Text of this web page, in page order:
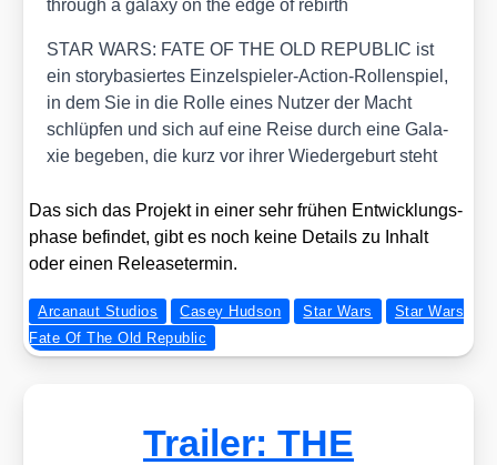
through a gala­xy on the edge of rebirth
STAR WARS: FATE OF THE OLD REPUBLIC ist
ein sto­ry­ba­sier­tes Ein­zel­spie­ler-Action-Rol­len­spiel,
in dem Sie in die Rol­le eines Nut­zer der Macht
schlüp­fen und sich auf eine Rei­se durch eine Gala­
xie bege­ben, die kurz vor ihrer Wie­der­ge­burt steht
Das sich das Pro­jekt in einer sehr frü­hen Ent­wick­lungs­
pha­se befin­det, gibt es noch kei­ne Details zu Inhalt
oder einen Release­ter­min.
Arcanaut Studios Casey Hudson Star Wars
Star Wars
Fate Of The Old Republic
Trailer: THE